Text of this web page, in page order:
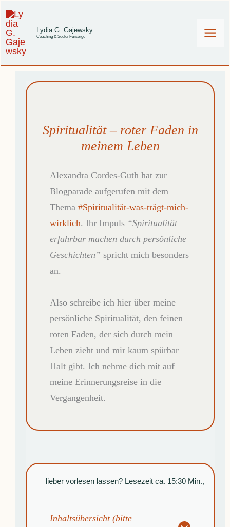
Zum
Inhalt
springen
Lydia G. Gajewsky
Coaching & SeelenFürsorge
Spiritualität – roter Faden in
meinem Leben
Alexandra Cordes-Guth hat zur
Blogparade aufgerufen mit dem
Thema#Spiritualität-was-trägt-mich-
wirklich. Ihr Impuls “Spiritualität
erfahrbar machen durch persönliche
Geschichten” spricht mich besonders
an.
Also schreibe ich hier über meine
persönliche Spiritualität, den feinen
roten Faden, der sich durch mein
Leben zieht und mir kaum spürbar
Halt gibt. Ich nehme dich mit auf
meine Erinnerungsreise in die
Vergangenheit.
lieber vorlesen lassen? Lesezeit ca. 15:30 Min.,
Inhaltsübersicht (bitte